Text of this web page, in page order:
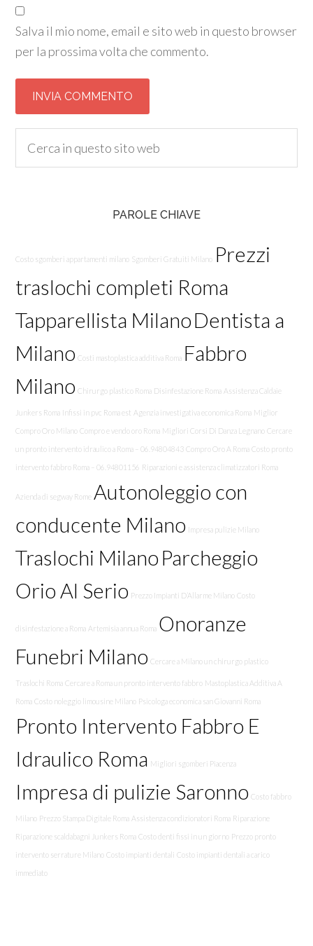
Salva il mio nome, email e sito web in questo browser
per la prossima volta che commento.
PAROLE CHIAVE
Costo sgomberi appartamenti milano Sgomberi Gratuiti Milano Prezzi
traslochi completi Roma
Tapparellista MilanoDentista a
Milano Costi mastoplastica additiva Roma Fabbro
Milano Chirurgo plastico Roma Disinfestazione Roma Assistenza Caldaie
Junkers Roma Infissi in pvc Roma est Agenzia investigativa economica Roma Miglior
Compro Oro Milano Compro e vendo oro Roma Migliori Corsi Di Danza Legnano Cercare
un pronto intervento idraulico a Roma – 06.94804843 Compro Oro A Roma Costo pronto
intervento fabbro Roma – 06.94801156 Riparazioni e assistenza climatizzatori Roma
Azienda di segway Rome Autonoleggio con
conducente Milano Impresa pulizie Milano
Traslochi MilanoParcheggio
Orio Al Serio Prezzo Impianti D’Allarme Milano Costo
disinfestazione a Roma Artemisia annua Roma Onoranze
Funebri Milano Cercare a Milano un chirurgo plastico
Traslochi Roma Cercare a Roma un pronto intervento fabbro Mastoplastica Additiva A
Roma Costo noleggio limousine Milano Psicologa economica san Giovanni Roma
Pronto Intervento Fabbro E
Idraulico Roma Migliori sgomberi Piacenza
Impresa di pulizie Saronno Costo fabbro
Milano Prezzo Stampa Digitale Roma Assistenza condizionatori Roma Riparazione
Riparazione scaldabagni Junkers Roma Costo denti fissi in un giorno Prezzo pronto
intervento serrature Milano Costo impianti dentali Costo impianti dentali a carico
immediato